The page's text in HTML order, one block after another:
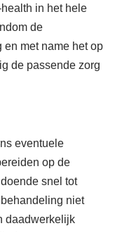
in het hele
de
en met name het op
de passende zorg
eventuele
op de
snel tot
niet
daadwerkelijk